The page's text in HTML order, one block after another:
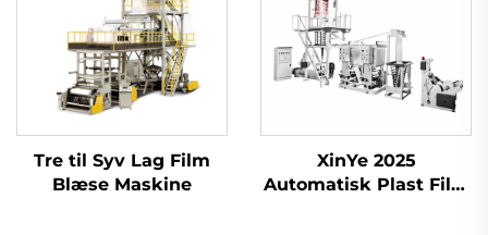
Tre til Syv Lag Film
Blæse Maskine
XinYe 2025
Automatisk Plast Film